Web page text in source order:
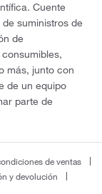
Cuente
suministros de
de
más, junto con
de un equipo
parte de
de ventas
y devolución